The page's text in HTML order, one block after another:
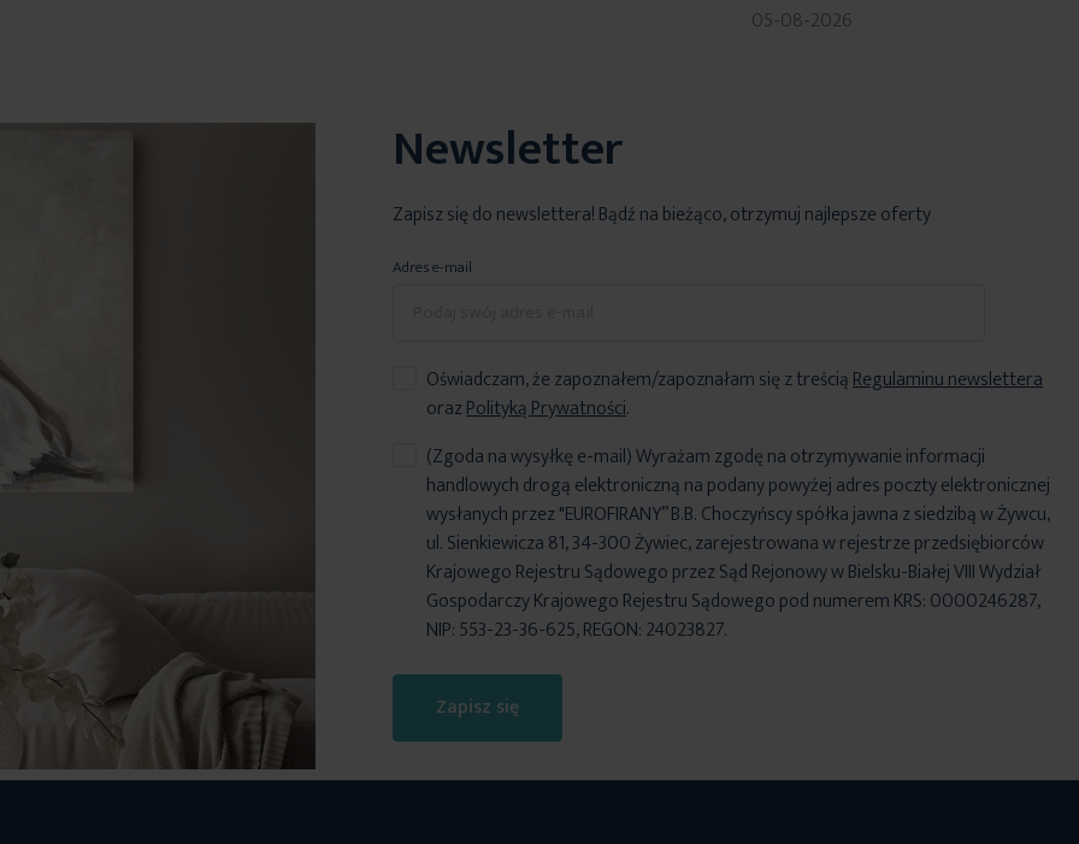
05-08-2026
Newsletter
Zapisz się do newslettera! Bądź na bieżąco, otrzymuj najlepsze oferty
Adres e-mail
Oświadczam, że zapoznałem/zapoznałam się z treściąRegulaminu newslettera
orazPolityką Prywatności.
Zapisz się
(Zgoda na wysyłkę e-mail) Wyrażam zgodę na otrzymywanie informacji
handlowych drogą elektroniczną na podany powyżej adres poczty elektronicznej
wysłanych przez "EUROFIRANY” B.B. Choczyńscy spółka jawna z siedzibą w Żywcu,
ul. Sienkiewicza 81, 34-300 Żywiec, zarejestrowana w rejestrze przedsiębiorców
Krajowego Rejestru Sądowego przez Sąd Rejonowy w Bielsku-Białej VIII Wydział
Gospodarczy Krajowego Rejestru Sądowego pod numerem KRS: 0000246287,
NIP: 553-23-36-625, REGON: 24023827.